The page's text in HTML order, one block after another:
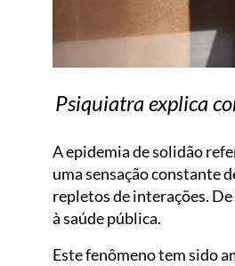
Psiquiatra explica
A epidemia de solidão
uma sensação constante
repletos de interações.
à saúde pública.
Este fenômeno tem sido